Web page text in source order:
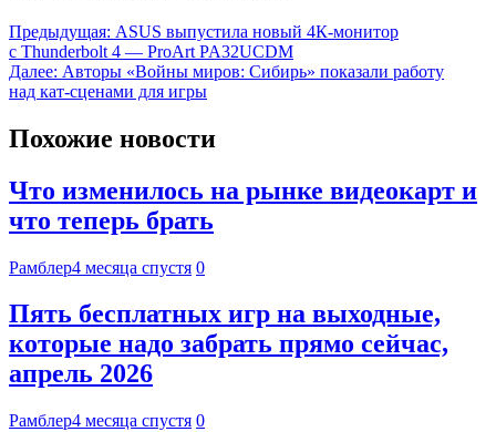
Предыдущая: ASUS выпустила новый 4К-монитор
с Thunderbolt 4 — ProArt PA32UCDM
Далее: Авторы «Войны миров: Сибирь» показали работу
над кат-сценами для игры
Похожие новости
Что изменилось на рынке видеокарт и
что теперь брать
Рамблер4 месяца спустя 0
Пять бесплатных игр на выходные,
которые надо забрать прямо сейчас,
апрель 2026
Рамблер4 месяца спустя 0